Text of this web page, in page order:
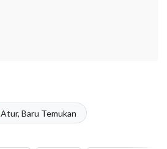
Atur, Baru Temukan